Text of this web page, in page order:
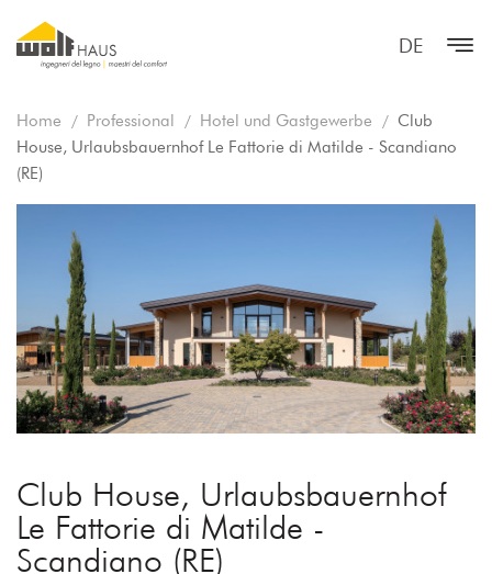
DE
Home Professional Hotel und Gastgewerbe
Club
House, Urlaubsbauernhof Le Fattorie di Matilde - Scandiano
(RE)
Club House, Urlaubsbauernhof
Le Fattorie di Matilde -
Scandiano (RE)